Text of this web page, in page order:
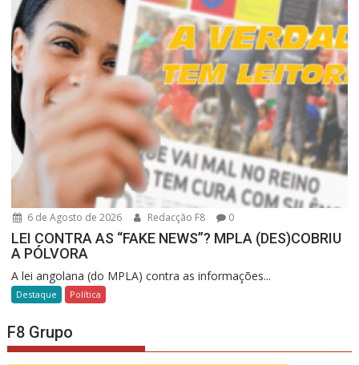
6 de Agosto de 2026 Redacção F8 0
LEI CONTRA AS “FAKE NEWS”? MPLA (DES)COBRIU
A PÓLVORA
A lei angolana (do MPLA) contra as informações...
Destaque Política
F8 Grupo